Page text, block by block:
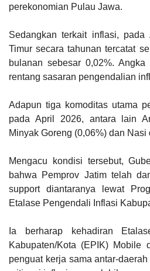
perekonomian Pulau Jawa.
Sedangkan terkait inflasi,
Timur secara tahunan tercatat
bulanan sebesar 0,02%.
rentang sasaran pengendalian
Adapun tiga komoditas utama
pada April 2026, antara lain
Minyak Goreng (0,06%) dan
Mengacu kondisi tersebut,
bahwa Pemprov Jatim telah
support diantaranya lewat
Etalase Pengendali Inflasi
Ia berharap kehadiran
Kabupaten/Kota (EPIK) Mobile
penguat kerja sama antar-